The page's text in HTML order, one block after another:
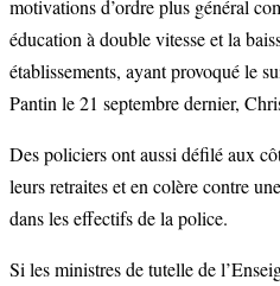
motivations d’ordre plus général
éducation à double vitesse et la
établissements, ayant provoqué le
Pantin le 21 septembre dernier,
Des policiers ont aussi défilé aux
leurs retraites et en colère contre
dans les effectifs de la police.
Si les ministres de tutelle de